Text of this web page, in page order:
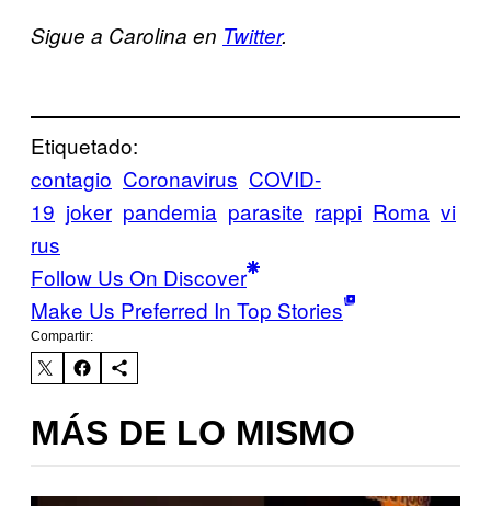
Sigue a Carolina en Twitter.
Etiquetado:
contagio Coronavirus COVID-
19 joker pandemia parasite rappi Roma vi
rus
Follow Us On Discover
Make Us Preferred In Top Stories
Compartir:
MÁS DE LO MISMO